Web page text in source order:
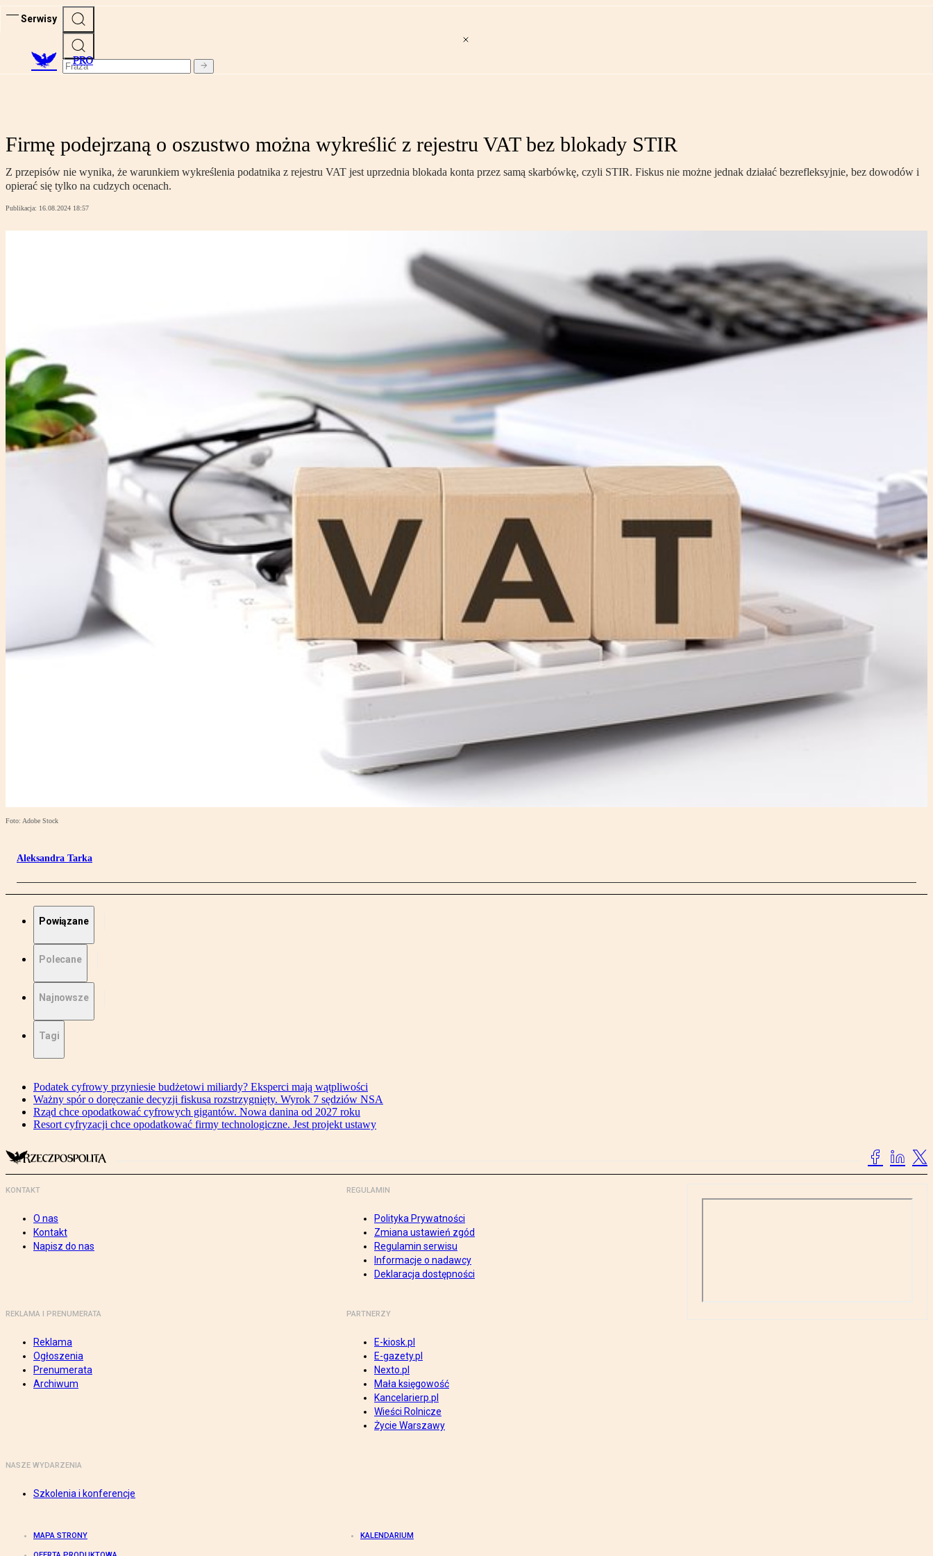
Serwisy
PRO
Firmę podejrzaną o oszustwo można wykreślić z rejestru VAT bez blokady STIR
Z przepisów nie wynika, że warunkiem wykreślenia podatnika z rejestru VAT jest uprzednia blokada konta przez samą skarbówkę, czyli STIR. Fiskus nie możne jednak działać bezrefleksyjnie, bez dowodów i
opierać się tylko na cudzych ocenach.
Publikacja: 16.08.2024 18:57
Foto: Adobe Stock
Aleksandra Tarka
Powiązane
Polecane
Najnowsze
Tagi
Podatek cyfrowy przyniesie budżetowi miliardy? Eksperci mają wątpliwości
Ważny spór o doręczanie decyzji fiskusa rozstrzygnięty. Wyrok 7 sędziów NSA
Rząd chce opodatkować cyfrowych gigantów. Nowa danina od 2027 roku
Resort cyfryzacji chce opodatkować firmy technologiczne. Jest projekt ustawy
KONTAKT
O nas
Kontakt
Napisz do nas
REGULAMIN
Polityka Prywatności
Zmiana ustawień zgód
Regulamin serwisu
Informacje o nadawcy
Deklaracja dostępności
REKLAMA I PRENUMERATA
Reklama
Ogłoszenia
Prenumerata
Archiwum
PARTNERZY
E-kiosk.pl
E-gazety.pl
Nexto.pl
Mała księgowość
Kancelarierp.pl
Wieści Rolnicze
Życie Warszawy
NASZE WYDARZENIA
Szkolenia i konferencje
MAPA STRONY KALENDARIUM